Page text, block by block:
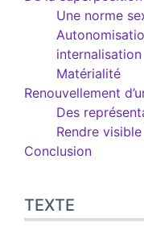
Une norme
internalisation
Matérialité
Renouvellement
Des
Rendre
Conclusion
TEXTE